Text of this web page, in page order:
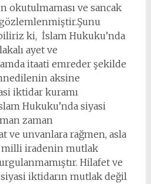
okutulmaması ve sancak
ki, İslam Hukuku’nda
ayet ve
itaati emreder şekilde
aksine
iktidar kuramı
Hukuku’nda siyasi
zaman
ve unvanlara rağmen, asla
milli iradenin mutlak
Hilafet ve
iktidarın mutlak değil